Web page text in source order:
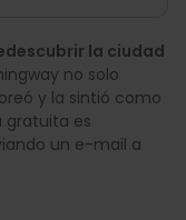
la ciudad
no solo
y la sintió como
gratuita es
un e-mail a